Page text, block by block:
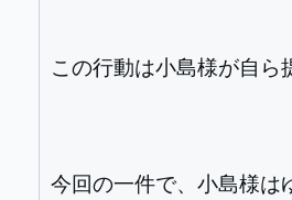
この行動は小島様が自ら
今回の一件で、小島様は